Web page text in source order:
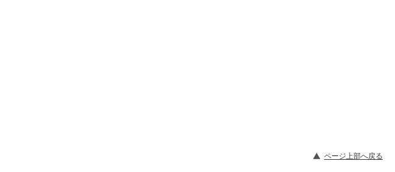
ページ上部へ戻る